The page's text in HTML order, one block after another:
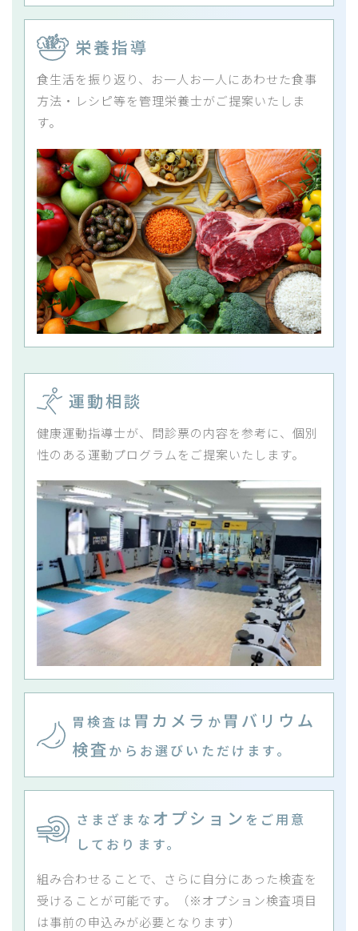
栄養指導
食生活を振り返り、お一人お一人にあわせた食事
方法・レシピ等を管理栄養士がご提案いたしま
す。
運動相談
健康運動指導士が、問診票の内容を参考に、個別
性のある運動プログラムをご提案いたします。
胃検査は 胃カメラ か 胃バリウム
検査 からお選びいただけます。
さまざまな オプション をご用意
しております。
組み合わせることで、さらに自分にあった検査を
受けることが可能です。（※オプション検査項目
は事前の申込みが必要となります）